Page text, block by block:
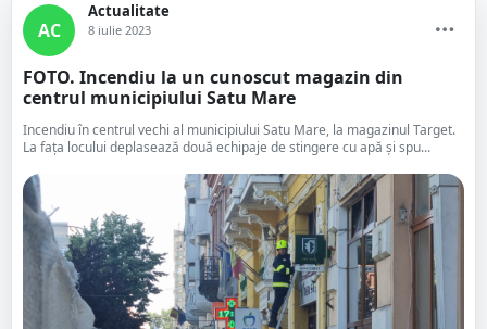
AC
Actualitate
8 iulie 2023
FOTO. Incendiu la un cunoscut magazin din
centrul municipiului Satu Mare
Incendiu în centrul vechi al municipiului Satu Mare, la magazinul Target.
La fața locului deplasează două echipaje de stingere cu apă și spu...